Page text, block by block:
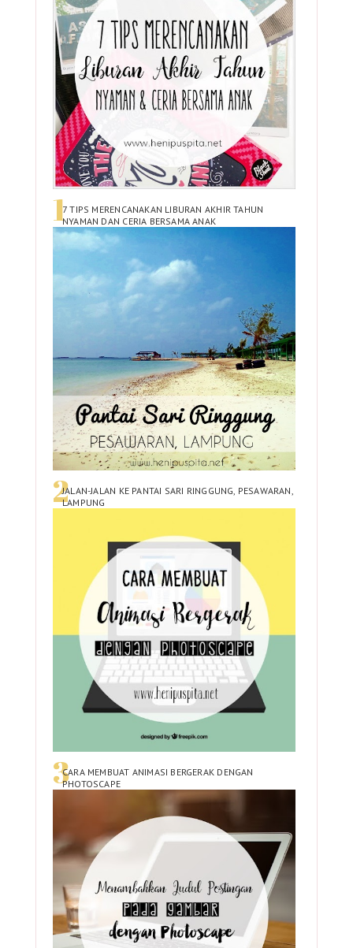
7 TIPS MERENCANAKAN LIBURAN AKHIR TAHUN
NYAMAN DAN CERIA BERSAMA ANAK
JALAN-JALAN KE PANTAI SARI RINGGUNG, PESAWARAN,
LAMPUNG
CARA MEMBUAT ANIMASI BERGERAK DENGAN
PHOTOSCAPE